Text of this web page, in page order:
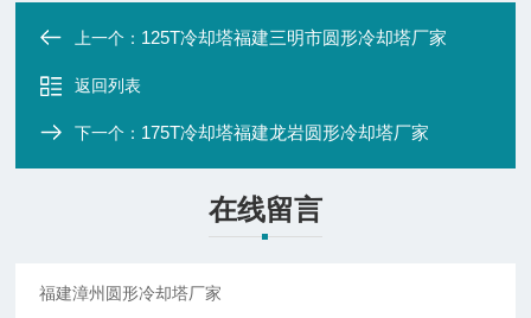
上一个： 125T冷却塔福建三明市圆形冷却塔厂家
返回列表
下一个： 175T冷却塔福建龙岩圆形冷却塔厂家
在线留言